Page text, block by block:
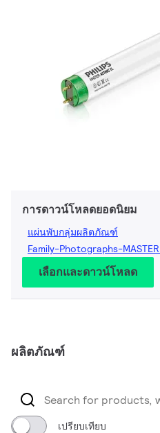
การดาวน์โหลดยอดนิยม
แผ่นพับกลุ่มผลิตภัณฑ์
Family-Photographs-
เลือกและดาวน์โหลด
ผลิตภัณฑ์
เปรียบเทียบ